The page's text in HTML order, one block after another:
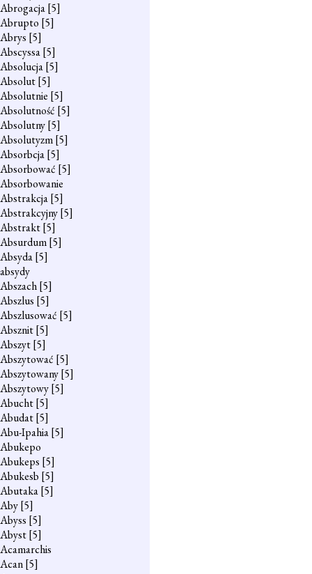
Abrogacja[5]
Abrupto [5]
Abrys [5]
Abscyssa[5]
Absolucja[5]
Absolut[5]
Absolutnie [5]
Absolutność [5]
Absolutny[5]
Absolutyzm[5]
Absorbcja[5]
Absorbować [5]
Absorbowanie
Abstrakcja[5]
Abstrakcyjny[5]
Abstrakt[5]
Absurdum[5]
Absyda[5]
absydy
Abszach[5]
Abszlus [5]
Abszlusować [5]
Absznit[5]
Abszyt[5]
Abszytować [5]
Abszytowany[5]
Abszytowy[5]
Abucht[5]
Abudat[5]
Abu-Ipahia[5]
Abukepo
Abukeps [5]
Abukesb [5]
Abutaka[5]
Aby[5]
Abyss [5]
Abyst[5]
Acamarchis
Acan[5]